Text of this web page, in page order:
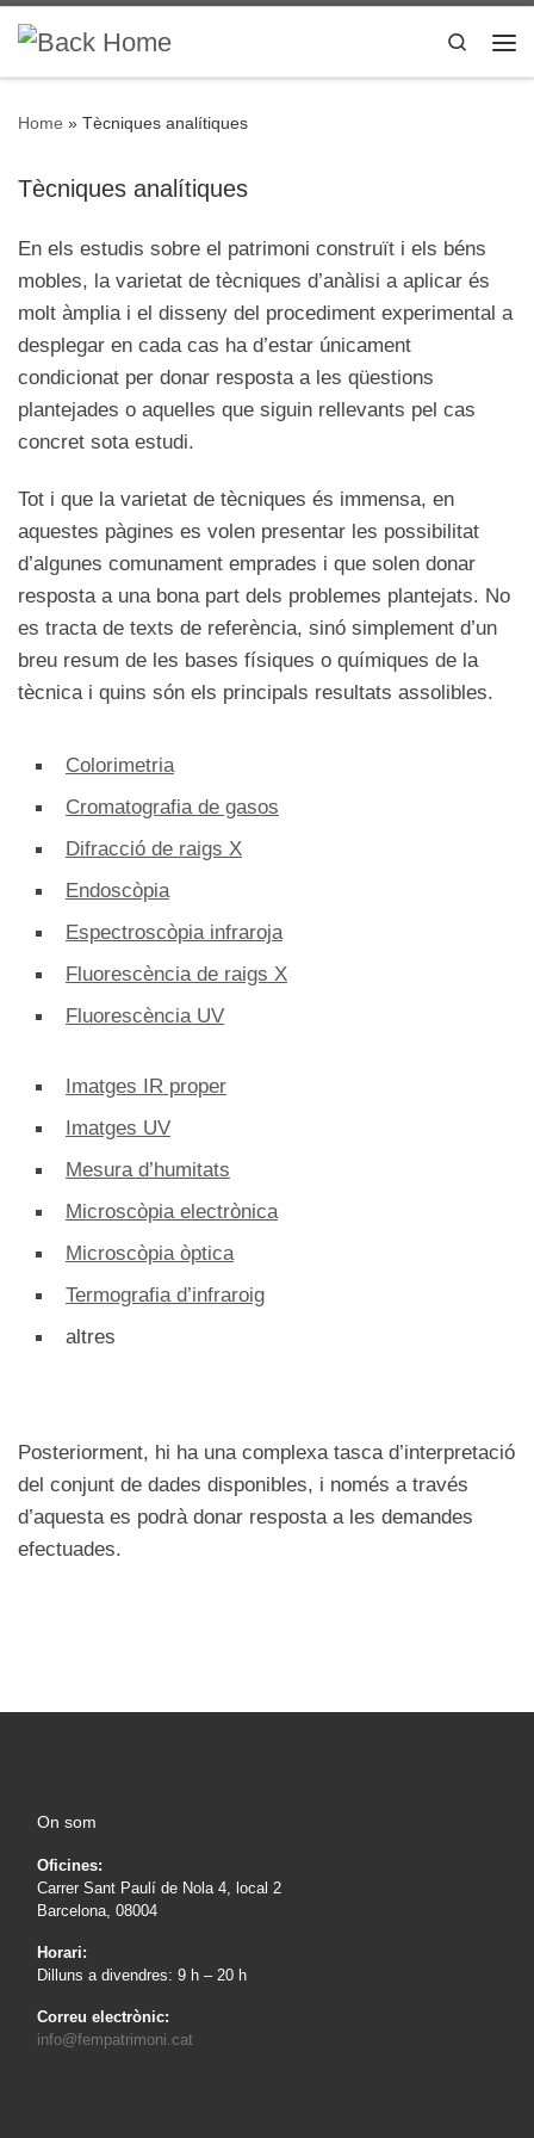
Skip to content
Search
Home » Tècniques analítiques
Tècniques analítiques
En els estudis sobre el patrimoni construït i els béns
mobles, la varietat de tècniques d’anàlisi a aplicar és
molt àmplia i el disseny del procediment experimental a
desplegar en cada cas ha d’estar únicament
condicionat per donar resposta a les qüestions
plantejades o aquelles que siguin rellevants pel cas
concret sota estudi.
Tot i que la varietat de tècniques és immensa, en
aquestes pàgines es volen presentar les possibilitat
d’algunes comunament emprades i que solen donar
resposta a una bona part dels problemes plantejats. No
es tracta de texts de referència, sinó simplement d’un
breu resum de les bases físiques o químiques de la
tècnica i quins són els principals resultats assolibles.
Colorimetria
Cromatografia de gasos
Difracció de raigs X
Endoscòpia
Espectroscòpia infraroja
Fluorescència de raigs X
Fluorescència UV
Imatges IR proper
Imatges UV
Mesura d’humitats
Microscòpia electrònica
Microscòpia òptica
Termografia d’infraroig
altres
Posteriorment, hi ha una complexa tasca d’interpretació
del conjunt de dades disponibles, i només a través
d’aquesta es podrà donar resposta a les demandes
efectuades.
On som
Oficines:
Carrer Sant Paulí de Nola 4, local 2
Barcelona, 08004
Horari:
Dilluns a divendres: 9 h – 20 h
Correu electrònic:
info@fempatrimoni.cat